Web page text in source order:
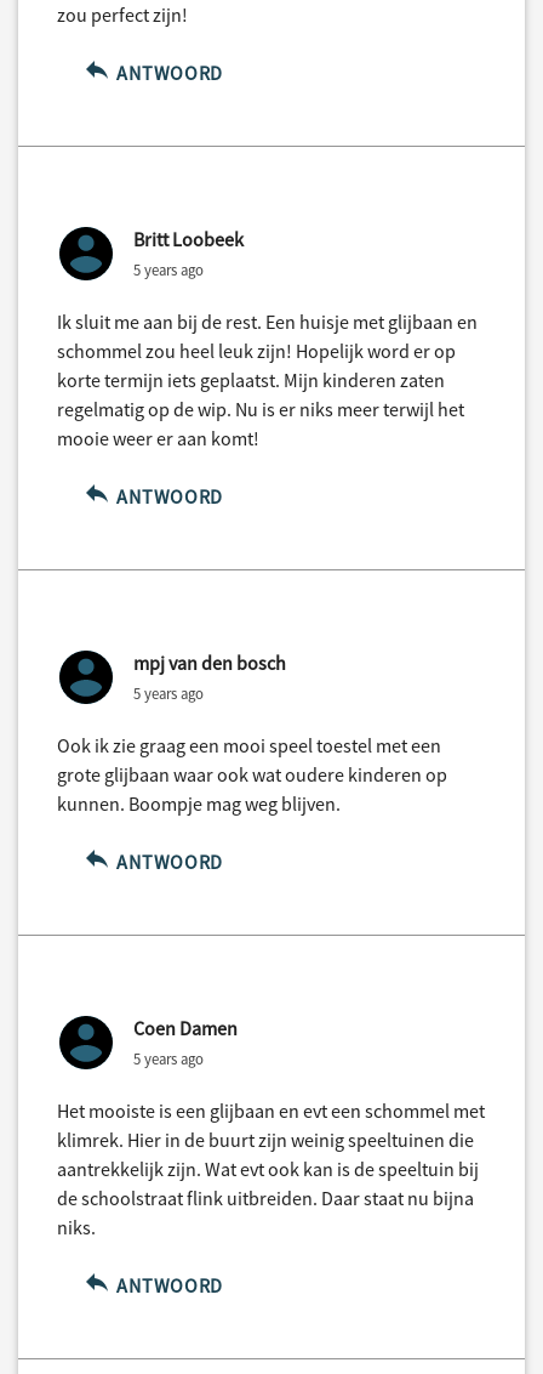
zou perfect zijn!
ANTWOORD
Britt Loobeek
5 years ago
Ik sluit me aan bij de rest. Een huisje met glijbaan en
schommel zou heel leuk zijn! Hopelijk word er op
korte termijn iets geplaatst. Mijn kinderen zaten
regelmatig op de wip. Nu is er niks meer terwijl het
mooie weer er aan komt!
ANTWOORD
mpj van den bosch
5 years ago
Ook ik zie graag een mooi speel toestel met een
grote glijbaan waar ook wat oudere kinderen op
kunnen. Boompje mag weg blijven.
ANTWOORD
Coen Damen
5 years ago
Het mooiste is een glijbaan en evt een schommel met
klimrek. Hier in de buurt zijn weinig speeltuinen die
aantrekkelijk zijn. Wat evt ook kan is de speeltuin bij
de schoolstraat flink uitbreiden. Daar staat nu bijna
niks.
ANTWOORD